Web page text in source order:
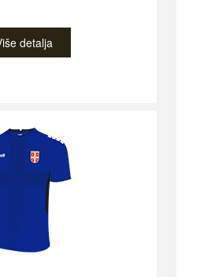
detalja